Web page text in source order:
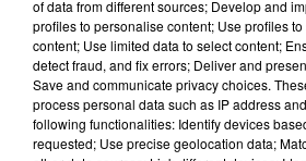
of data from different sources; Develop and
profiles to personalise content; Use profiles
content; Use limited data to select content;
detect fraud, and fix errors; Deliver and
Save and communicate privacy choices.
process personal data such as IP address
following functionalities: Identify devices
requested; Use precise geolocation data;